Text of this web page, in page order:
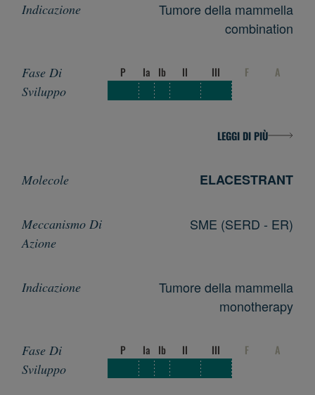
Tumore della mammella
combination
P Ia Ib II III F A
LEGGI DI PIÙ
ELACESTRANT
SME (SERD - ER)
Tumore della mammella
monotherapy
P Ia Ib II III F A